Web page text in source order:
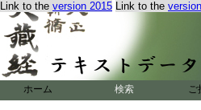
Link to the version 2015 Link to the
ホーム 検索 ご